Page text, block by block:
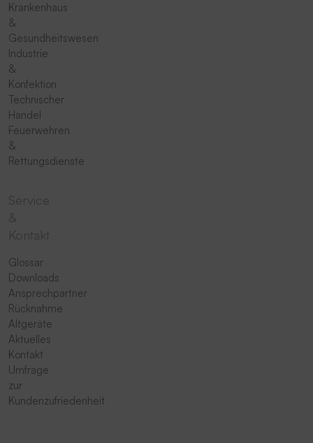
Krankenhaus
&
Gesundheitswesen
Industrie
&
Konfektion
Technischer
Handel
Feuerwehren
&
Rettungsdienste
Glossar
Downloads
Ansprechpartner
Rücknahme
Altgeräte
Aktuelles
Kontakt
Umfrage
zur
Kundenzufriedenheit